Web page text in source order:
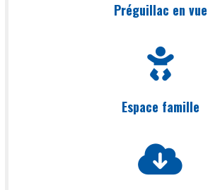
Préguillac en vue
Espace famille